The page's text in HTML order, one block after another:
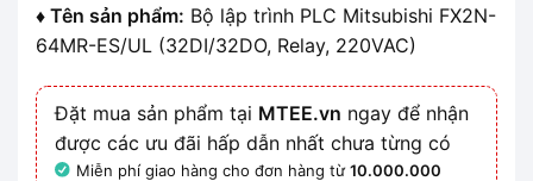
♦ Tên sản phẩm: Bộ lập trình PLC Mitsubishi FX2N-
64MR-ES/UL (32DI/32DO, Relay, 220VAC)
Đặt mua sản phẩm tại MTEE.vn ngay để nhận
được các ưu đãi hấp dẫn nhất chưa từng có
Miễn phí giao hàng cho đơn hàng từ10.000.000